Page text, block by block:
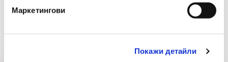
Маркетингови
Покажи детайли
Препоръчани Продукти